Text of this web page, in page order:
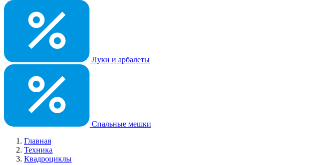
Луки и арбалеты
Спальные мешки
Главная
Техника
Квадроциклы